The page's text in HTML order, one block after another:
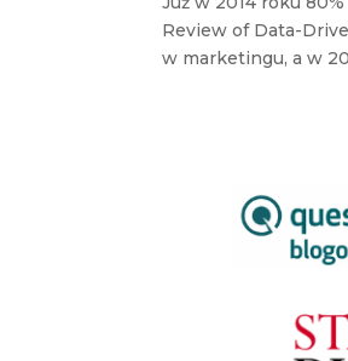
Review of Data-
w marketingu, a w